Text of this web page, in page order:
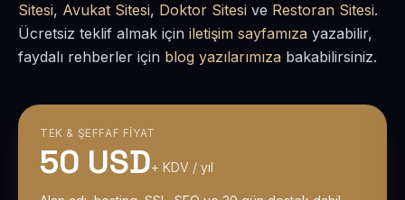
Sitesi, Avukat Sitesi, Doktor Sitesi ve Restoran Sitesi.
Ücretsiz teklif almak için iletişim sayfamıza yazabilir,
faydalı rehberler için blog yazılarımıza bakabilirsiniz.
TEK & ŞEFFAF FIYAT
50 USD+ KDV / yıl